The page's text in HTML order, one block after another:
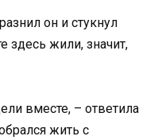
он и стукнул
здесь жили, значит,
вместе, – ответила
жить с